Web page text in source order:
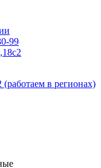
99
в регионах)